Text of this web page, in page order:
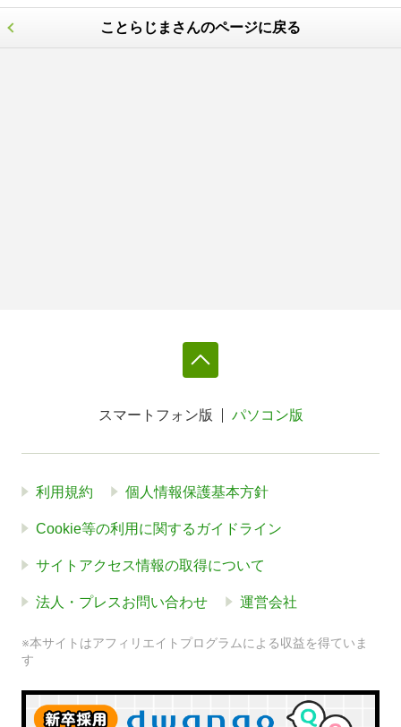
ことらじまさんのページに戻る
スマートフォン版 パソコン版
利用規約 個人情報保護基本方針
Cookie等の利用に関するガイドライン
サイトアクセス情報の取得について
法人・プレスお問い合わせ 運営会社
※本サイトはアフィリエイトプログラムによる収益を得ていま
す